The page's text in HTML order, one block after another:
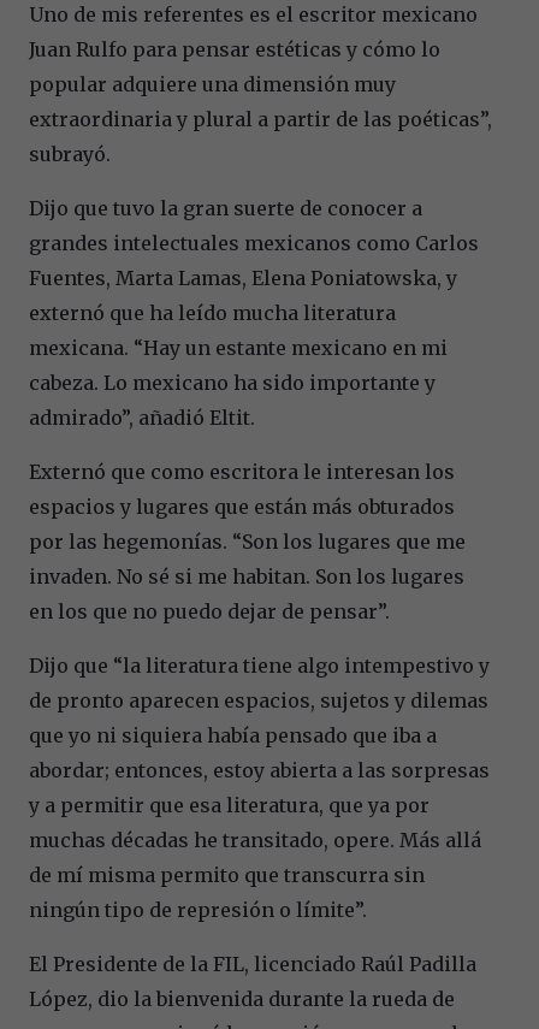
Uno de mis referentes es el escritor mexicano
Juan Rulfo para pensar estéticas y cómo lo
popular adquiere una dimensión muy
extraordinaria y plural a partir de las poéticas”,
subrayó.
Dijo que tuvo la gran suerte de conocer a
grandes intelectuales mexicanos como Carlos
Fuentes, Marta Lamas, Elena Poniatowska, y
externó que ha leído mucha literatura
mexicana. “Hay un estante mexicano en mi
cabeza. Lo mexicano ha sido importante y
admirado”, añadió Eltit.
Externó que como escritora le interesan los
espacios y lugares que están más obturados
por las hegemonías. “Son los lugares que me
invaden. No sé si me habitan. Son los lugares
en los que no puedo dejar de pensar”.
Dijo que “la literatura tiene algo intempestivo y
de pronto aparecen espacios, sujetos y dilemas
que yo ni siquiera había pensado que iba a
abordar; entonces, estoy abierta a las sorpresas
y a permitir que esa literatura, que ya por
muchas décadas he transitado, opere. Más allá
de mí misma permito que transcurra sin
ningún tipo de represión o límite”.
El Presidente de la FIL, licenciado Raúl Padilla
López, dio la bienvenida durante la rueda de